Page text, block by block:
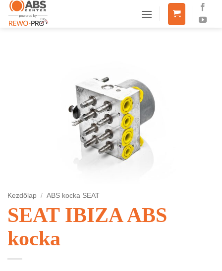
Skip
content
Kezdőlap / ABS kocka SEAT
SEAT IBIZA ABS
kocka